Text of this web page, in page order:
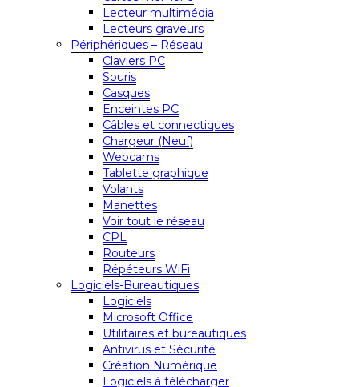
Lecteur multimédia
Lecteurs graveurs
Périphériques – Réseau
Claviers PC
Souris
Casques
Enceintes PC
Câbles et connectiques
Chargeur (Neuf)
Webcams
Tablette graphique
Volants
Manettes
Voir tout le réseau
CPL
Routeurs
Répéteurs WiFi
Logiciels-Bureautiques
Logiciels
Microsoft Office
Utilitaires et bureautiques
Antivirus et Sécurité
Création Numérique
Logiciels à télécharger